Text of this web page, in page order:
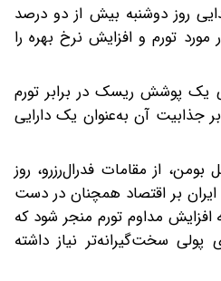
روز دوشنبه بیش از دو درصد
تورم و افزایش نرخ بهره را
یک پوشش ریسک در برابر تورم
جذابیت آن به‌عنوان یک دارایی
از مقامات فدرال‌رزرو، روز
بر اقتصاد‌ همچنان در دست
افزایش مداوم تورم منجر شود که
سخت‌گیرانه‌تر نیاز داشته